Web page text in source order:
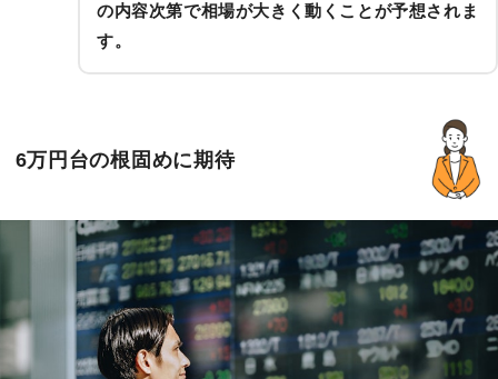
の内容次第で相場が大きく動くことが予想されま
す。
6万円台の根固めに期待